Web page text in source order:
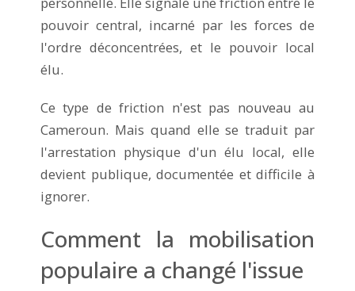
pouvoir central, incarné par les forces de
l'ordre déconcentrées, et le pouvoir local
élu.
Ce type de friction n'est pas nouveau au
Cameroun. Mais quand elle se traduit par
l'arrestation physique d'un élu local, elle
devient publique, documentée et difficile à
ignorer.
Comment la mobilisation
populaire a changé l'issue